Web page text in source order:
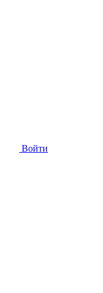
Войти